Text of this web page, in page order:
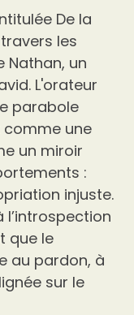
De la
les
Nathan, un
L'orateur
parabole
comme une
un miroir
:
injuste.
l’introspection
que le
au pardon, à
sur le